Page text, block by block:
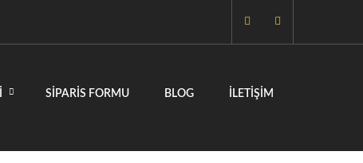
SIPARIS FORMU BLOG İLETIŞIM